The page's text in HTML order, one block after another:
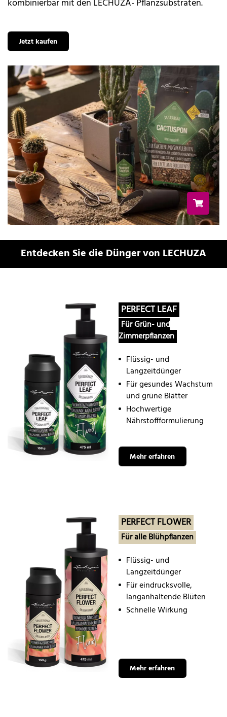
kombinierbar mit den LECHUZA- Pflanzsubstraten.
Jetzt kaufen
Entdecken Sie die Dünger von LECHUZA
PERFECT LEAF
Für Grün- und
Zimmerpflanzen
Flüssig- und
Langzeitdünger
Für gesundes Wachstum
und grüne Blätter
Hochwertige
Nährstoffformulierung
Mehr erfahren
PERFECT FLOWER
Für alle Blühpflanzen
Flüssig- und
Langzeitdünger
Für eindrucksvolle,
langanhaltende Blüten
Schnelle Wirkung
Mehr erfahren